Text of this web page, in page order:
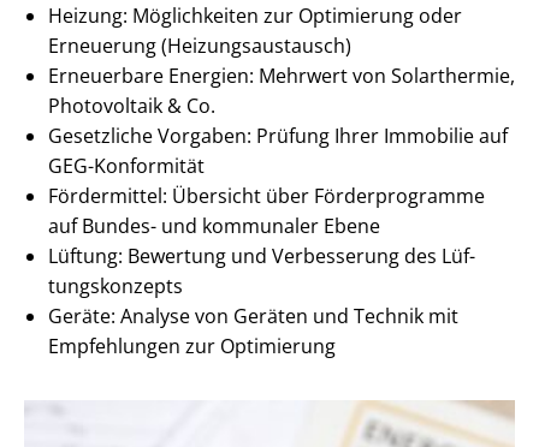
Heizung: Möglichkeiten zur Optimierung oder
Erneuerung (Hei­zungs­aus­tausch)
Erneuerbare Energien: Mehrwert von Solarthermie,
Photovoltaik & Co.
Gesetzliche Vorgaben: Prüfung Ihrer Immobilie auf
GEG-Konformität
Fördermittel: Übersicht über Förderprogramme
auf Bundes- und kommunaler Ebene
Lüftung: Bewertung und Verbesserung des Lüf­
tungs­kon­zepts
Geräte: Analyse von Geräten und Technik mit
Empfehlungen zur Optimierung